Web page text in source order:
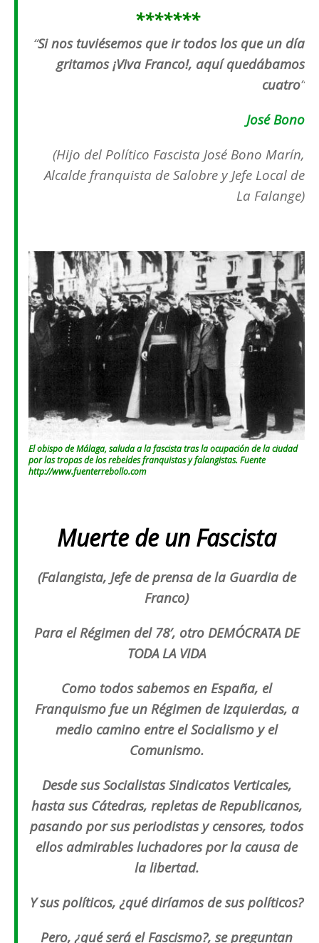
*******
“Si nos tuviésemos que ir todos los que un día
gritamos ¡Viva Franco!, aquí quedábamos
cuatro”
José Bono
(Hijo del Político Fascista José Bono Marín,
Alcalde franquista de Salobre y Jefe Local de
La Falange)
El obispo de Málaga, saluda a la fascista tras la ocupación de la ciudad
por las tropas de los rebeldes franquistas y falangistas. Fuente
http://www.fuenterrebollo.com
Muerte de un Fascista
(Falangista, Jefe de prensa de la Guardia de
Franco)
Para el Régimen del 78′, otro DEMÓCRATA DE
TODA LA VIDA
Como todos sabemos en España, el
Franquismo fue un Régimen de Izquierdas, a
medio camino entre el Socialismo y el
Comunismo.
Desde sus Socialistas Sindicatos Verticales,
hasta sus Cátedras, repletas de Republicanos,
pasando por sus periodistas y censores, todos
ellos admirables luchadores por la causa de
la libertad.
Y sus políticos, ¿qué diríamos de sus políticos?
Pero, ¿qué será el Fascismo?, se preguntan